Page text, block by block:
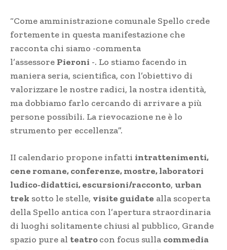
“Come amministrazione comunale Spello crede
fortemente in questa manifestazione che
racconta chi siamo -commenta
l’assessore Pieroni -. Lo stiamo facendo in
maniera seria, scientifica, con l’obiettivo di
valorizzare le nostre radici, la nostra identità,
ma dobbiamo farlo cercando di arrivare a più
persone possibili. La rievocazione ne è lo
strumento per eccellenza”.
II calendario propone infatti intrattenimenti,
cene romane, conferenze, mostre, laboratori
ludico-didattici, escursioni/racconto, urban
trek sotto le stelle, visite guidate alla scoperta
della Spello antica con l’apertura straordinaria
di luoghi solitamente chiusi al pubblico, Grande
spazio pure al teatrocon focus sulla commedia